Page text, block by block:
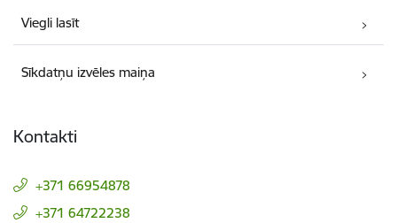
Viegli lasīt
Sīkdatņu izvēles maiņa
Kontakti
+371 66954878
+371 64722238